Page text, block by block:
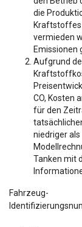
die
Kraftstoffes
vermieden
Emissionen
Aufgrund
CO, Kosten
für den
niedriger
Tanken mit
Fahrzeug-